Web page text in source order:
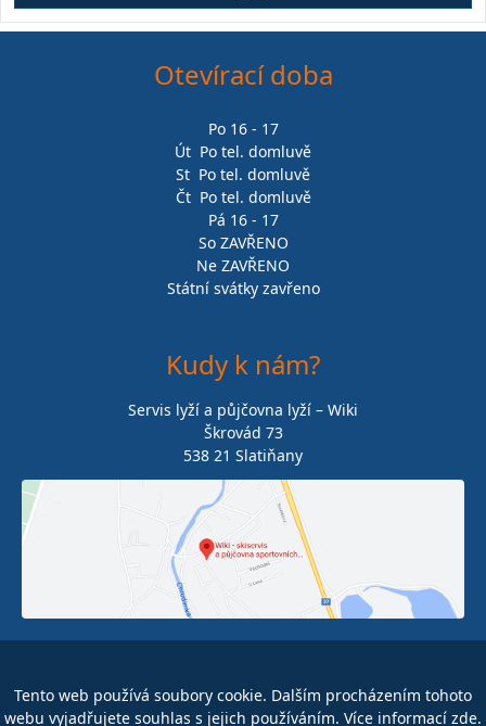
Otevírací doba
Po 16 - 17
Út Po tel. domluvě
St Po tel. domluvě
Čt Po tel. domluvě
Pá 16 - 17
So ZAVŘENO
Ne ZAVŘENO
Státní svátky zavřeno
Kudy k nám?
Servis lyží a půjčovna lyží – Wiki
Škrovád 73
538 21 Slatiňany
Tento web používá soubory cookie. Dalším procházením tohoto
webu vyjadřujete souhlas s jejich používáním. Více informací zde.